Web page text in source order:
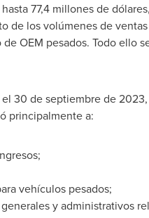
77,4 millones de
de los volúmenes de
OEM pesados. Todo ello
30 de septiembre de
principalmente a:
vehículos pesados;
y administrativos